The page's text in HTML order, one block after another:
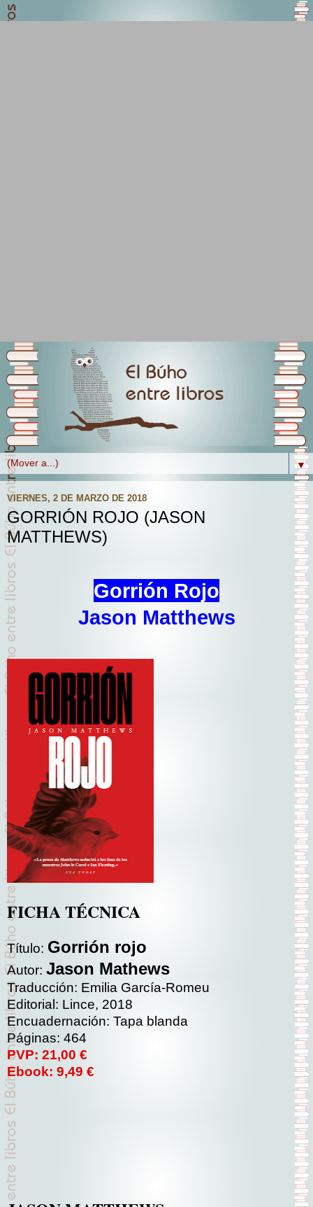
▼
VIERNES, 2 DE MARZO DE 2018
GORRIÓN ROJO (JASON
MATTHEWS)
Gorrión Rojo
Jason Matthews
FICHA TÉCNICA
Título: Gorrión rojo
Autor: Jason Mathews
Traducción: Emilia García-Romeu
Editorial: Lince, 2018
Encuadernación: Tapa blanda
Páginas: 464
PVP: 21,00 €
Ebook: 9,49 €